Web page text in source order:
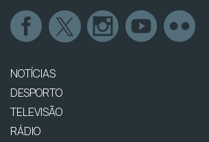
NOTÍCIAS
DESPORTO
TELEVISÃO
RÁDIO